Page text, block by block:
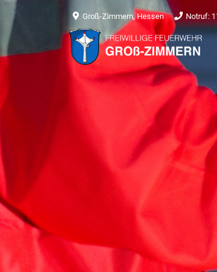
Groß-Zimmern, Hessen Notruf: